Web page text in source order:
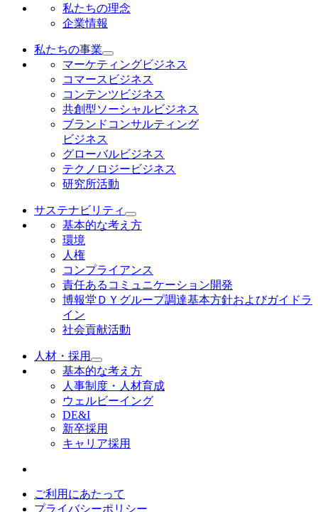
私たちの理念
企業情報
私たちの事業
マーケティングビジネス
コマースビジネス
コンテンツビジネス
共創型ソーシャルビジネス
ブランドコンサルティング
ビジネス
グローバルビジネス
テクノロジービジネス
研究所活動
サステナビリティ
基本的な考え方
環境
人権
コンプライアンス
責任あるコミュニケーション開発
博報堂ＤＹグループ調達基本方針およびガイドラ
イン
社会貢献活動
人材・採用
基本的な考え方
人事制度・人材育成
ウェルビーイング
DE&I
新卒採用
キャリア採用
ご利用にあたって
プライバシーポリシー